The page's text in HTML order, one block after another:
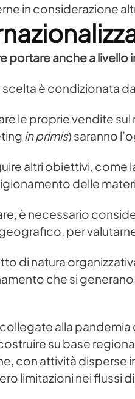
in considerazione
portare anche a livello
è condizionata
le proprie vendite
in primis) saranno
altri obiettivi,
delle
è necessario
per
di natura
che si
alla
su base
con attività disperse
limitazioni nei flussi